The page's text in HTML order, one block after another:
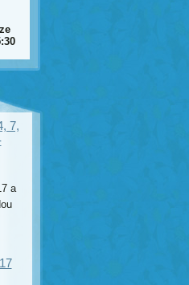
7,
a